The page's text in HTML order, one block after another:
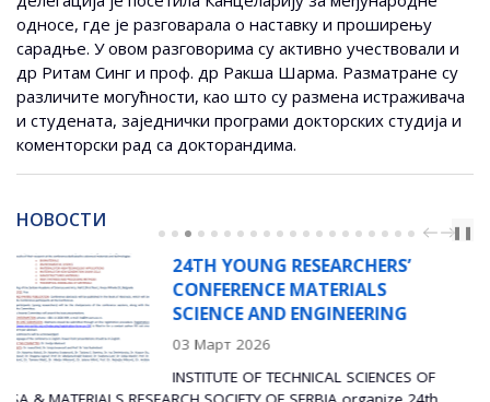
односе, где је разговарала о наставку и проширењу
сарадње. У овом разговорима су активно учествовали и
др Ритам Синг и проф. др Ракша Шарма. Разматране су
различите могућности, као што су размена истраживача
и студената, заједнички програми докторских студија и
коменторски рад са докторандима.
НОВОСТИ
PREVNEXT
❚❚
РАДИОНИЦА
СИМУЛАЦИЈА И
ЕКСПЕРИМЕНАТА ЗА
24 Јануар 2026